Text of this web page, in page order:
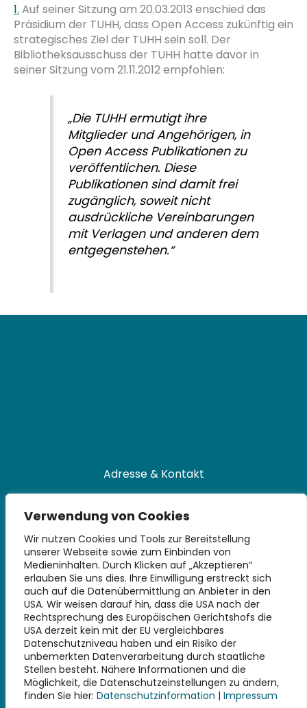
Verwendung von Cookies
Wir nutzen Cookies und Tools zur Bereitstellung
unserer Webseite sowie zum Einbinden von
Medieninhalten. Durch Klicken auf „Akzeptieren“
erlauben Sie uns dies. Ihre Einwilligung erstreckt sich
auch auf die Datenübermittlung an Anbieter in den
USA. Wir weisen darauf hin, dass die USA nach der
Rechtsprechung des Europäischen Gerichtshofs die
USA derzeit kein mit der EU vergleichbares
Datenschutzniveau haben und ein Risiko der
unbemerkten Datenverarbeitung durch staatliche
Stellen besteht. Nähere Informationen und die
Möglichkeit, die Datenschutzeinstellungen zu ändern,
finden Sie hier: Datenschutzinformation | Impressum
1. Auf seiner Sitzung am 20.03.2013 enschied das
Präsidium der TUHH, dass Open Access zukünftig ein
strategisches Ziel der TUHH sein soll. Der
Bibliotheksausschuss der TUHH hatte davor in
seiner Sitzung vom 21.11.2012 empfohlen:
„Die TUHH ermutigt ihre
Mitglieder und Angehörigen, in
Open Access Publikationen zu
veröffentlichen. Diese
Publikationen sind damit frei
zugänglich, soweit nicht
ausdrückliche Vereinbarungen
mit Verlagen und anderen dem
entgegenstehen.“
Adresse & Kontakt
Universitätsbibliothek
Technische Universität Hamburg
Denickestraße 22
21073 Hamburg
+49 40 30601-2845
bibliothek@tuhh.de
Soziale Netzwerke